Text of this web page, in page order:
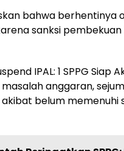
bahwa berhentinya
sanksi
IPAL: 1 SPPG Siap
anggaran,
akibat belum